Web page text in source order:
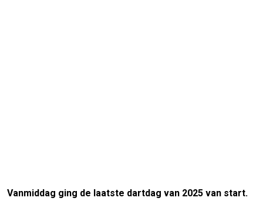
Vanmiddag ging de laatste dartdag van 2025 van start.